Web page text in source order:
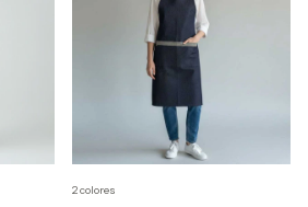
2 colores